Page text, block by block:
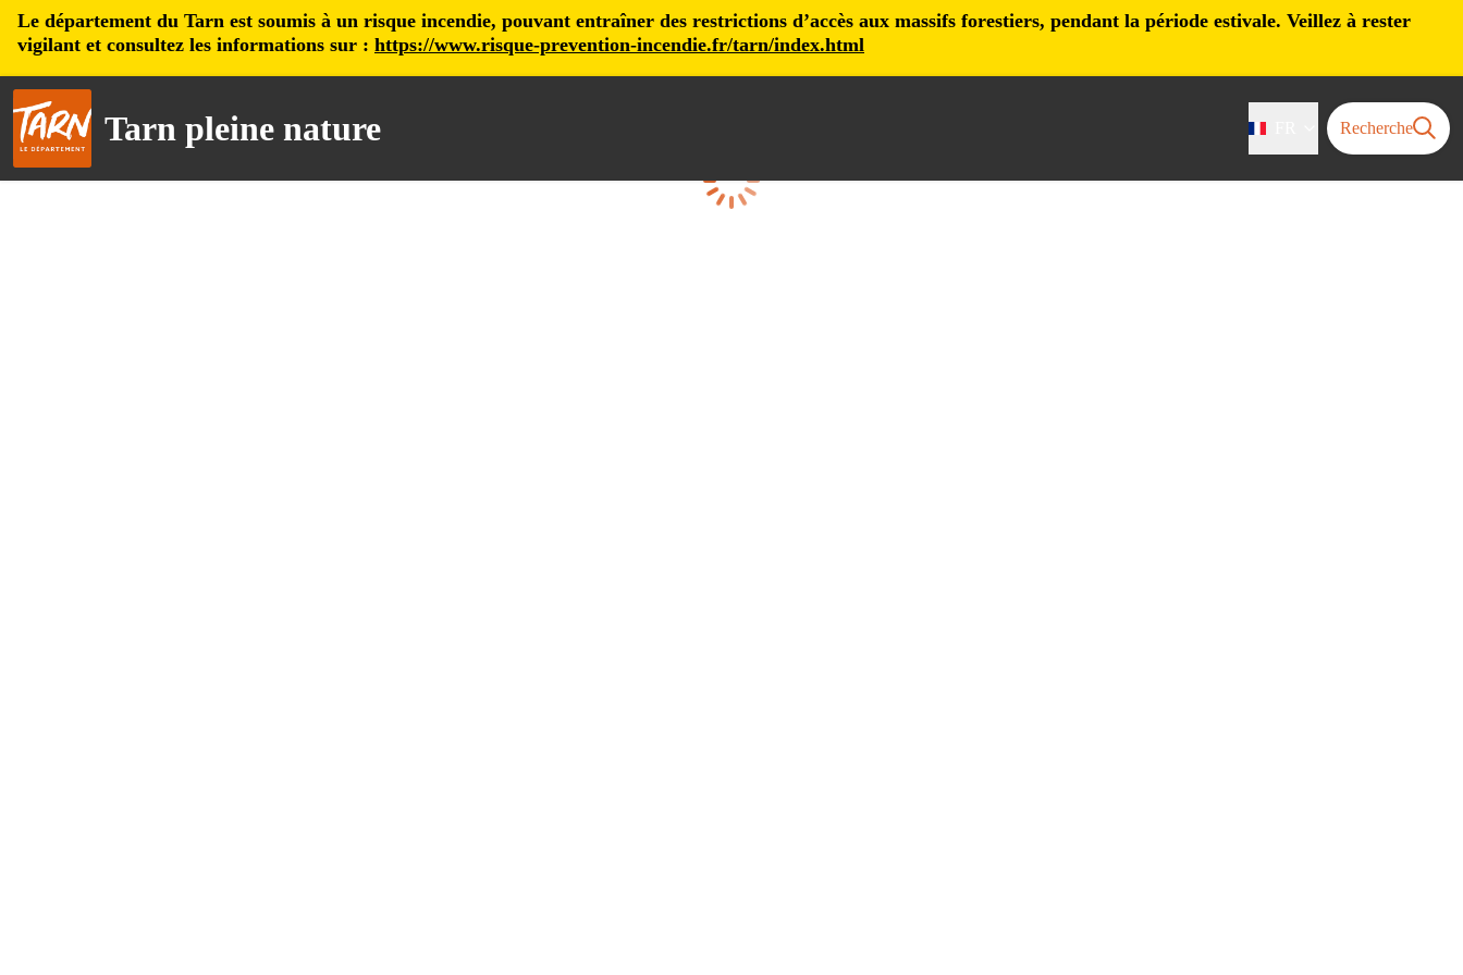
Le département du Tarn est soumis à un risque incendie, pouvant entraîner des restrictions d’accès aux massifs forestiers, pendant la période estivale. Veillez à rester
vigilant et consultez les informations sur : https://www.risque-prevention-incendie.fr/tarn/index.html
Tarn pleine nature Recherche
Chargement